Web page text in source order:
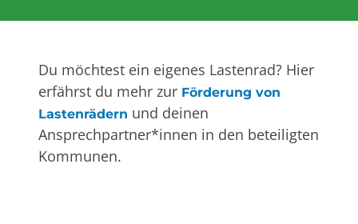
Du möchtest ein eigenes Lastenrad? Hier
erfährst du mehr zur Förderung von
Lastenrädern und deinen
Ansprechpartner*innen in den beteiligten
Kommunen.